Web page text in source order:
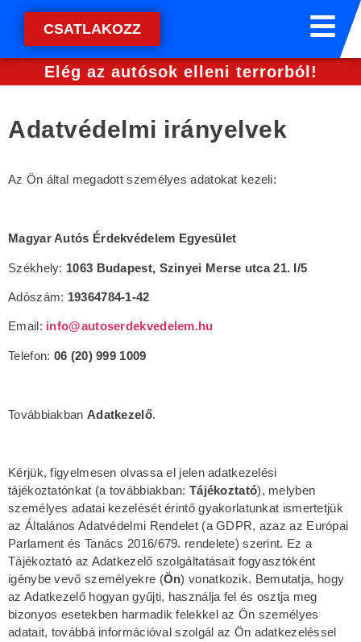
CSATLAKOZZ
Elég az autósok elleni terrorból!
Adatvédelmi irányelvek
Az Ön által megadott személyes adatokat kezeli:
Magyar Autós Érdekvédelem Egyesület
Székhely: 1063 Budapest, Szinyei Merse utca 21. I/5
Adószám: 19364784-1-42
Email: info@autoserdekvedelem.hu
Telefon: 06 (20) 999 1009
Továbbiakban Adatkezelő.
Kérjük, figyelmesen olvassa el jelen adatkezelési
tájékoztatónkat (a továbbiakban: Tájékoztató), melyben
személyes adatai kezelését érintő gyakorlatunkat ismertetjük
az Általános Adatvédelmi Rendelet (a GDPR, azaz az Európai
Parlament és Tanács 2016/679. rendelete) szerint. Ez a
Tájékoztató az Adatkezelő szolgáltatásait fogyasztóként
igénybe vevő személyekre (Ön) vonatkozik. Bemutatja, hogy
az Adatkezelő hogyan gyűjti, használja fel és osztja meg
bizonyos esetekben harmadik felekkel az Ön személyes
adatait, továbbá információval szolgál az Ön adatkezeléssel